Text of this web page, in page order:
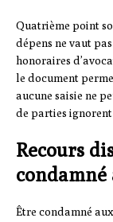
Quatrième point
dépens ne vaut
honoraires
le document
aucune saisie ne
de parties
Recours
condamné
Être condamné